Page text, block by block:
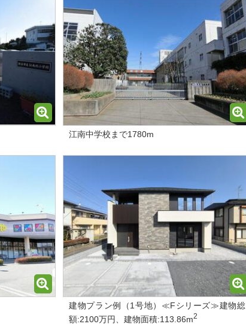
江南中学校まで1780m
建物プラン例（1号地）≪Fシリーズ≫建物総
額:2100万円、建物面積:113.86m2